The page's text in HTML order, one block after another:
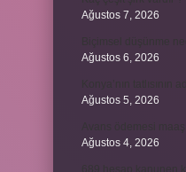
Ağustos 7, 2026
Ağustos 6, 2026
Ağustos 5, 2026
Ağustos 4, 2026